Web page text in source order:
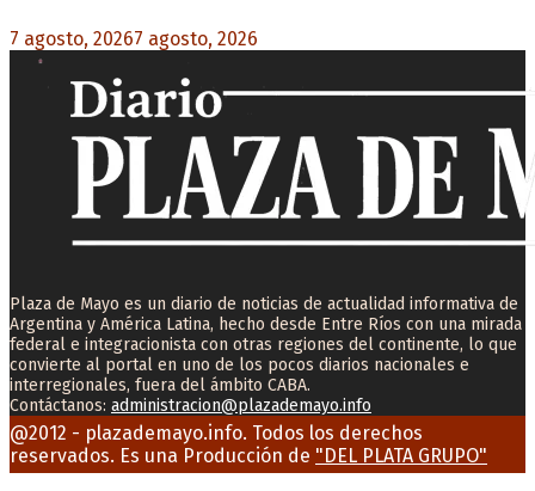
7 agosto, 20267 agosto, 2026
Plaza de Mayo es un diario de noticias de actualidad informativa de
Argentina y América Latina, hecho desde Entre Ríos con una mirada
federal e integracionista con otras regiones del continente, lo que
convierte al portal en uno de los pocos diarios nacionales e
interregionales, fuera del ámbito CABA.
Contáctanos: administracion@plazademayo.info
Facebook
Twitter
Instagram
Youtube
Email
@2012 - plazademayo.info. Todos los derechos
reservados. Es una Producción de "DEL PLATA GRUPO"